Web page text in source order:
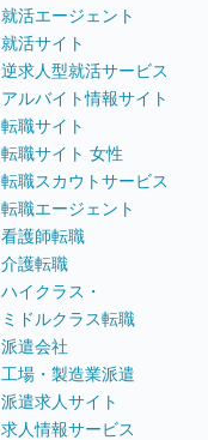
就活エージェント
就活サイト
逆求人型就活サービス
アルバイト情報サイト
転職サイト
転職サイト 女性
転職スカウトサービス
転職エージェント
看護師転職
介護転職
ハイクラス・
ミドルクラス転職
派遣会社
工場・製造業派遣
派遣求人サイト
求人情報サービス